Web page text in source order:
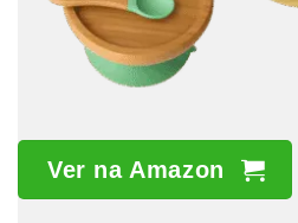
Ver na Amazon